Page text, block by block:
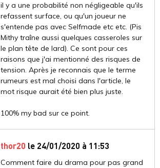
il y a une probabilité non négligeable qu'ils
refassent surface, ou qu'un joueur ne
s'entende pas avec Selfmade etc etc. (Pis
Mithy traîne aussi quelques casseroles sur
le plan tête de lard). Ce sont pour ces
raisons que j'ai mentionné des risques de
tension. Après je reconnais que le terme
rumeurs est mal choisi dans l'article, le
mot risque aurait été bien plus juste.
100% my bad sur ce point.
thor20 le 24/01/2020 à 11:53
Comment faire du drama pour pas grand